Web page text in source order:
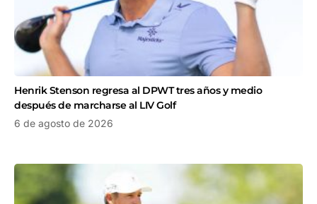
Henrik Stenson regresa al DPWT tres años y medio
después de marcharse al LIV Golf
6 de agosto de 2026